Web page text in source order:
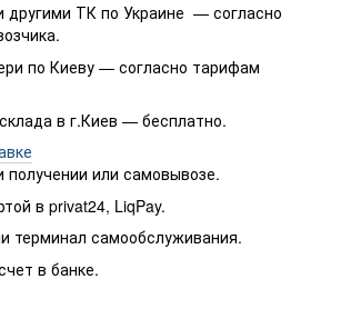
другими ТК по Украине — согласно
по Киеву — согласно тарифам
в г.Киев — бесплатно.
или самовывозе.
в privat24, LiqPay.
терминал самообслуживания.
в банке.